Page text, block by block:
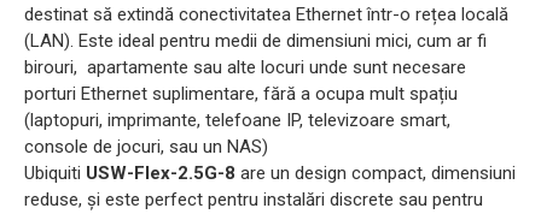
destinat să extindă conectivitatea Ethernet într-o rețea locală
(LAN). Este ideal pentru medii de dimensiuni mici, cum ar fi
birouri, apartamente sau alte locuri unde sunt necesare
porturi Ethernet suplimentare, fără a ocupa mult spațiu
(laptopuri, imprimante, telefoane IP, televizoare smart,
console de jocuri, sau un NAS)
Ubiquiti USW-Flex-2.5G-8 are un design compact, dimensiuni
reduse, și este perfect pentru instalări discrete sau pentru